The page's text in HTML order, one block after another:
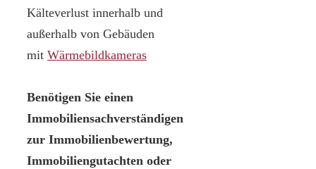
Kälteverlust innerhalb und
außerhalb von Gebäuden
mit Wärmebildkameras
Benötigen Sie einen
Immobiliensachverständigen
zur Immobilienbewertung,
Immobiliengutachten oder